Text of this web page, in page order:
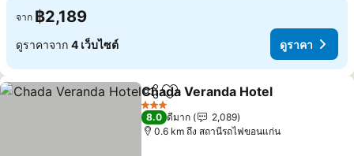
จาก ฿2,189
ดูราคาจาก 4 เว็บไซต์ ดูราคา
แชร์ เพิ่มในรายการโปรด
Chada Veranda Hotel
3 ดาว
8.0 ดีมาก
2,089
0.6 km ถึง สถานีรถไฟขอนแก่น